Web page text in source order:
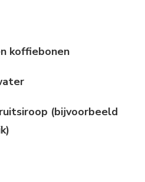
koffiebonen
(bijvoorbeeld